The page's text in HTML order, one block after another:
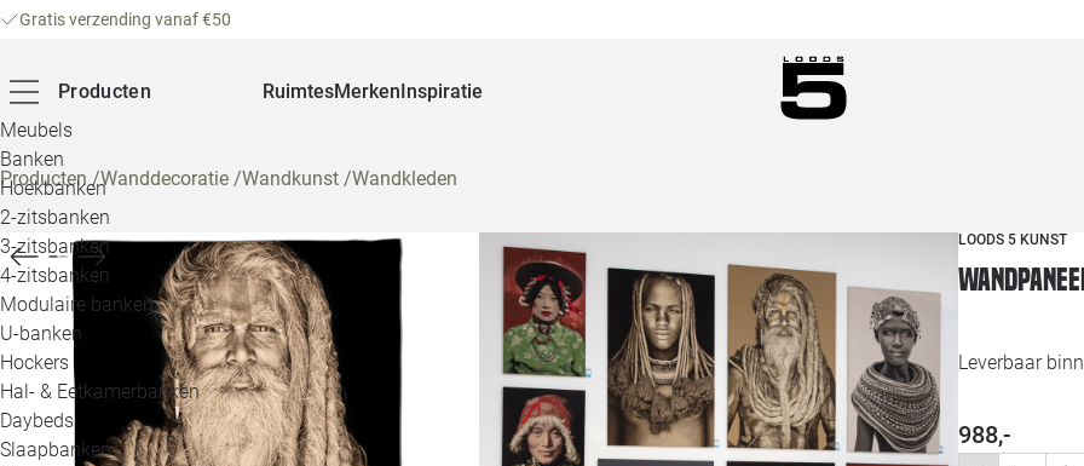
Gratis verzending vanaf €50
Producten
Meubels
Banken
Hoekbanken
2-zitsbanken
3-zitsbanken
4-zitsbanken
Modulaire banken
U-banken
Hockers
Hal- & Eetkamerbanken
Daybeds
Slaapbanken
RuimtesMerkenInspiratie
Producten/Wanddecoratie /Wandkunst /Wandkleden
LOODS 5 KUNST
Leverbaar
988,-